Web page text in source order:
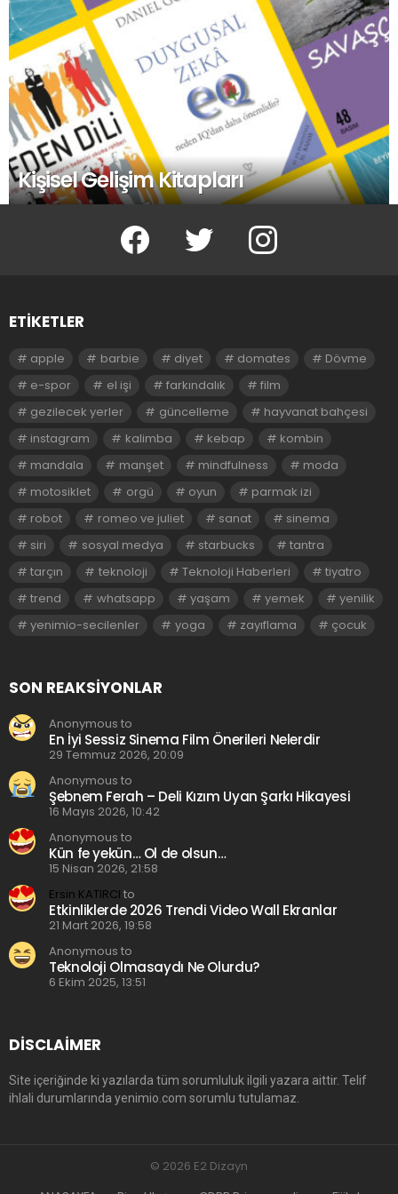
Kişisel Gelişim Kitapları
facebook twitter instagram
ETIKETLER
apple barbie diyet domates
Dövme
e-spor
el işi farkındalık
film
gezilecek yerler
güncelleme
hayvanat bahçesi
instagram
kalimba kebap
kombin
mandala
manşet mindfulness
moda
motosiklet
orgü oyun
parmak izi
robot
romeo ve juliet sanat
sinema
siri
sosyal medya starbucks
tantra
tarçın
teknoloji Teknoloji Haberleri
tiyatro
trend
whatsapp yaşam yemek
yenilik
yenimio-secilenler
yoga zayıflama çocuk
SON REAKSIYONLAR
Anonymous to
En İyi Sessiz Sinema Film Önerileri Nelerdir
29 Temmuz 2026, 20:09
Anonymous to
Şebnem Ferah – Deli Kızım Uyan Şarkı Hikayesi
16 Mayıs 2026, 10:42
Anonymous to
Kün fe yekün… Ol de olsun…
15 Nisan 2026, 21:58
Ersin KATIRCI to
Etkinliklerde 2026 Trendi Video Wall Ekranlar
21 Mart 2026, 19:58
Anonymous to
Teknoloji Olmasaydı Ne Olurdu?
6 Ekim 2025, 13:51
DISCLAIMER
Site içeriğinde ki yazılarda tüm sorumluluk ilgili yazara aittir. Telif
ihlali durumlarında yenimio.com sorumlu tutulamaz.
© 2026 E2 Dizayn